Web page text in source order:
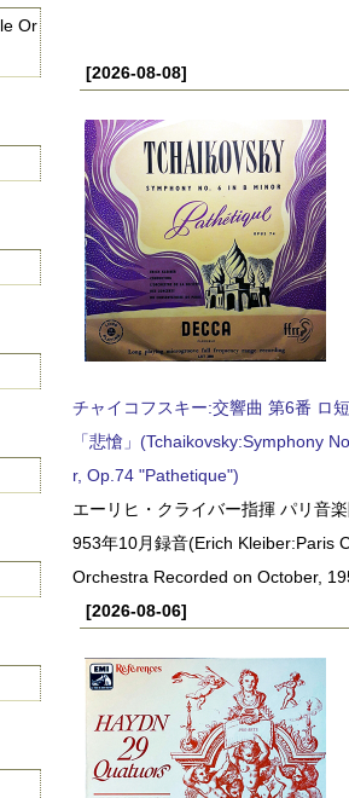
Or
[2026-08-08]
チャイコフスキー:交響曲 第6番 ロ
「悲愴」(Tchaikovsky:Symphony
r, Op.74 "Pathetique")
エーリヒ・クライバー指揮 パリ音
953年10月録音(Erich Kleiber:Paris
Orchestra Recorded on October,
[2026-08-06]